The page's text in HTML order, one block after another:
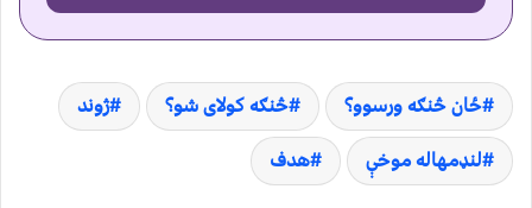
ځان څنګه ورسوو؟ څنګه کولای شو؟
ژوند
لنډمهاله موخې
هدف